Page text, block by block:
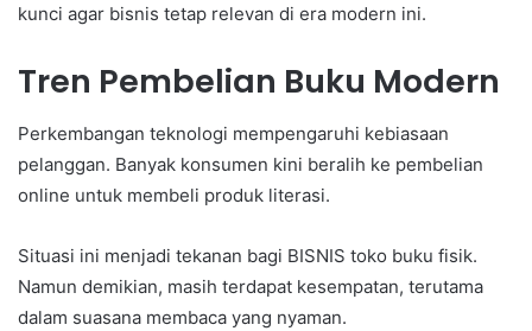
kunci agar bisnis tetap relevan di era modern ini.
Tren Pembelian Buku Modern
Perkembangan teknologi mempengaruhi kebiasaan
pelanggan. Banyak konsumen kini beralih ke pembelian
online untuk membeli produk literasi.
Situasi ini menjadi tekanan bagi BISNIS toko buku fisik.
Namun demikian, masih terdapat kesempatan, terutama
dalam suasana membaca yang nyaman.